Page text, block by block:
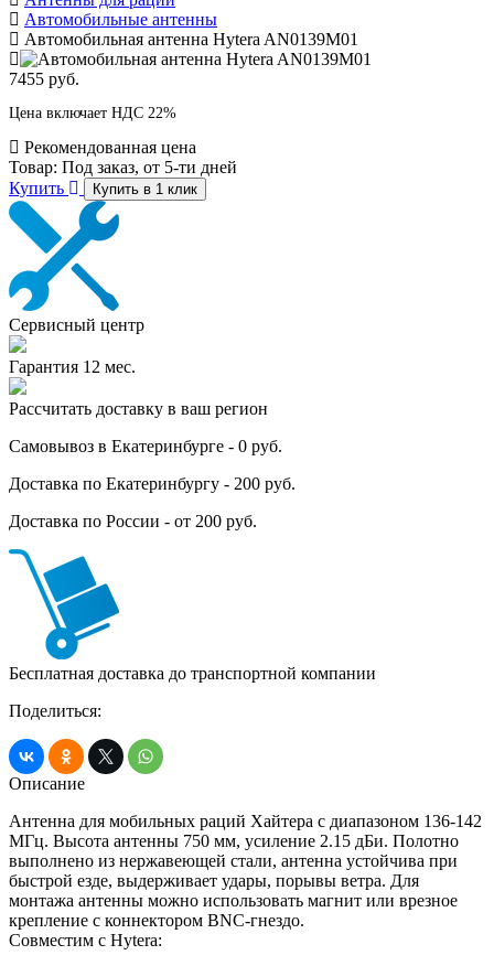
Автомобильные антенны
Автомобильная антенна Hytera AN0139M01
7455 руб.
Цена включает НДС 22%
Рекомендованная цена
Товар: Под заказ, от 5-ти дней
Купить
Купить в 1 клик
Сервисный центр
Гарантия 12 мес.
Рассчитать доставку в ваш регион
Самовывоз в Екатеринбурге - 0 руб.
Доставка по Екатеринбургу - 200 руб.
Доставка по России - от 200 руб.
Бесплатная доставка до транспортной компании
Поделиться:
Описание
Антенна для мобильных раций Хайтера с диапазоном 136-142
МГц. Высота антенны 750 мм, усиление 2.15 дБи. Полотно
выполнено из нержавеющей стали, антенна устойчива при
быстрой езде, выдерживает удары, порывы ветра. Для
монтажа антенны можно использовать магнит или врезное
крепление с коннектором BNC-гнездо.
Совместим с Hytera: